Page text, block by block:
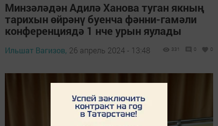
Минзәләдән Адилә Ханова туган якның
тарихын өйрәнү буенча фәнни-гамәли
конференциядә 1 нче урын яулады
Ильшат Вагизов, 26 апрель 2024 - 13:48 331 0 0